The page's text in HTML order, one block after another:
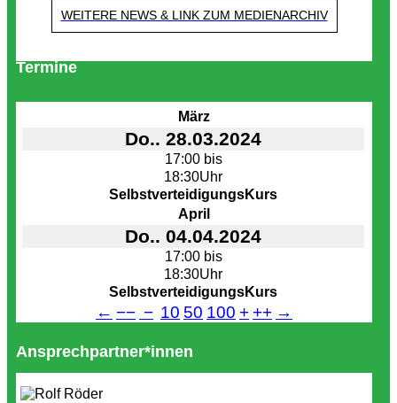
WEITERE NEWS & LINK ZUM MEDIENARCHIV
Termine
März
Do.. 28.03.2024
17:00 bis
18:30Uhr
SelbstverteidigungsKurs
April
Do.. 04.04.2024
17:00 bis
18:30Uhr
SelbstverteidigungsKurs
← −− − 10 50 100 + ++ →
Ansprechpartner*innen